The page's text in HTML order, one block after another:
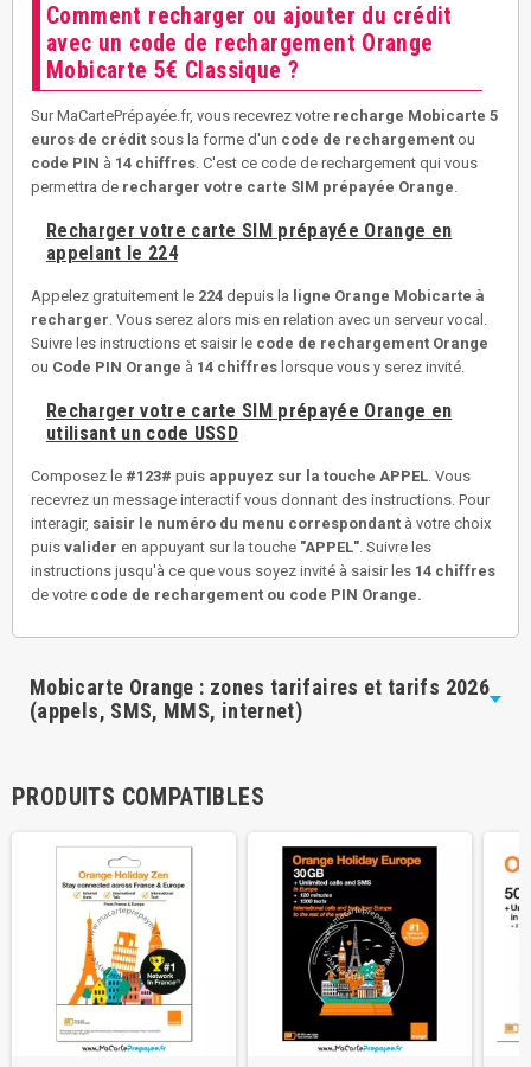
Comment recharger ou ajouter du crédit
avec un code de rechargement Orange
Mobicarte 5€ Classique ?
Sur MaCartePrépayée.fr, vous recevrez votre recharge Mobicarte 5
euros de crédit sous la forme d'un code de rechargement ou
code PIN à 14 chiffres . C'est ce code de rechargement qui vous
permettra de recharger votre carte SIM prépayée Orange
Recharger votre carte SIM prépayée Orange en
appelant le 224
Appelez gratuitement le 224 depuis la ligne Orange Mobicarte à
recharger . Vous serez alors mis en relation avec un serveur vocal.
Suivre les instructions et saisir le code de rechargement Orange
ou Code PIN Orange à 14 chiffres lorsque vous y serez invité.
Recharger votre carte SIM prépayée Orange en
utilisant un code USSD
Composez le #123# puis appuyez sur la touche APPEL . Vous
recevrez un message interactif vous donnant des instructions. Pour
interagir, saisir le numéro du menu correspondant à votre choix
puis valider en appuyant sur la touche "APPEL" . Suivre les
instructions jusqu'à ce que vous soyez invité à saisir les 14 chiffres
de votre code de rechargement ou code PIN Orange.
Mobicarte Orange : zones tarifaires et tarifs 2026
(appels, SMS, MMS, internet)
PRODUITS COMPATIBLES